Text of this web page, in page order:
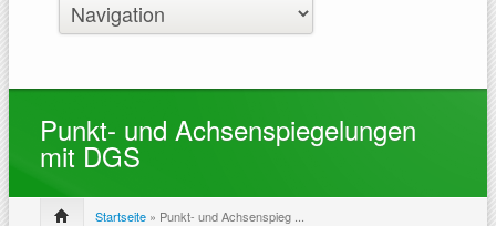
Punkt- und Achsenspiegelungen
mit DGS
Startseite » Punkt- und Achsenspieg ...